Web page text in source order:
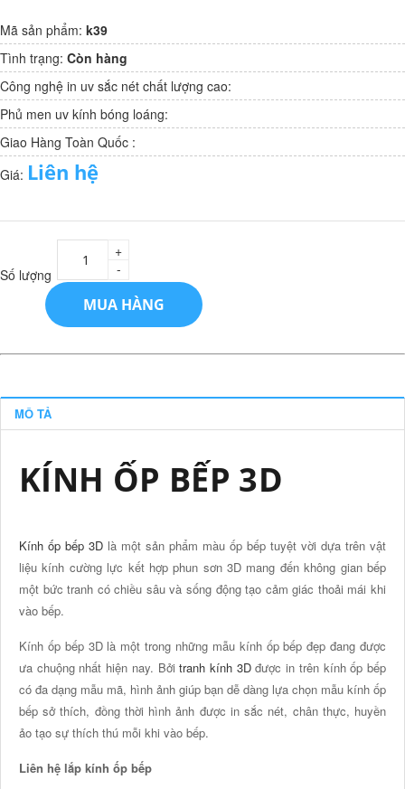
Mã sản phẩm: k39
Tình trạng: Còn hàng
Công nghệ in uv sắc nét chất lượng cao:
Phủ men uv kính bóng loáng:
Giao Hàng Toàn Quốc :
Giá: Liên hệ
Số lượng -
+
MUA HÀNG
MÔ TẢ
KÍNH ỐP BẾP 3D
Kính ốp bếp 3D là một sản phẩm màu ốp bếp tuyệt vời dựa trên vật
liệu kính cường lực kết hợp phun sơn 3D mang đến không gian bếp
một bức tranh có chiều sâu và sống động tạo cảm giác thoải mái khi
vào bếp.
Kính ốp bếp 3D là một trong những mẫu kính ốp bếp đẹp đang được
ưa chuộng nhất hiện nay. Bởitranh kính 3Dđược in trên kính ốp bếp
có đa dạng mẫu mã, hình ảnh giúp bạn dễ dàng lựa chọn mẫu kính ốp
bếp sở thích, đồng thời hình ảnh được in sắc nét, chân thực, huyền
ảo tạo sự thích thú mỗi khi vào bếp.
Liên hệ lắp kính ốp bếp